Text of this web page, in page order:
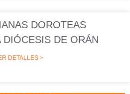
DOROTEAS
DIÓCESIS DE ORÁN
DETALLES >